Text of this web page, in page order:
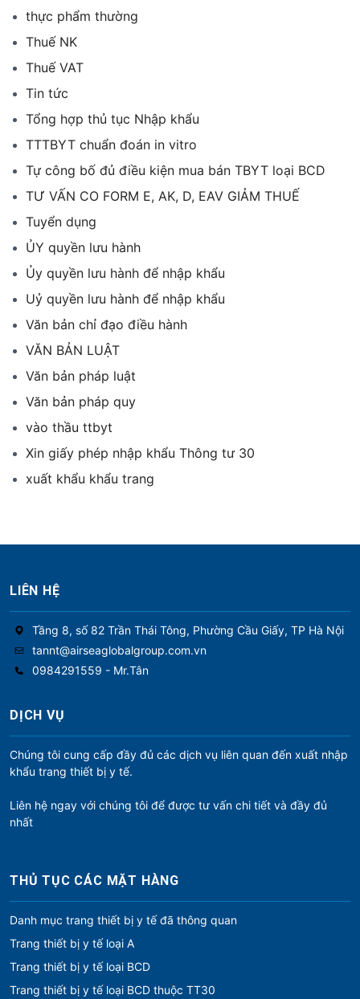
thực phẩm thường
Thuế NK
Thuế VAT
Tin tức
Tổng hợp thủ tục Nhập khẩu
TTTBYT chuẩn đoán in vitro
Tự công bố đủ điều kiện mua bán TBYT loại BCD
TƯ VẤN CO FORM E, AK, D, EAV GIẢM THUẾ
Tuyển dụng
ỦY quyền lưu hành
Ủy quyền lưu hành để nhập khẩu
Uỷ quyền lưu hành để nhập khẩu
Văn bản chỉ đạo điều hành
VĂN BẢN LUẬT
Văn bản pháp luật
Văn bản pháp quy
vào thầu ttbyt
Xin giấy phép nhập khẩu Thông tư 30
xuất khẩu khẩu trang
LIÊN HỆ
Tầng 8, số 82 Trần Thái Tông, Phường Cầu Giấy, TP Hà Nội
tannt@airseaglobalgroup.com.vn
0984291559 - Mr.Tân
DỊCH VỤ
Chúng tôi cung cấp đầy đủ các dịch vụ liên quan đến xuất nhập
khẩu trang thiết bị y tế.
Liên hệ ngay với chúng tôi để được tư vấn chi tiết và đầy đủ
nhất
THỦ TỤC CÁC MẶT HÀNG
Danh mục trang thiết bị y tế đã thông quan
Trang thiết bị y tế loại A
Trang thiết bị y tế loại BCD
Trang thiết bị y tế loại BCD thuộc TT30